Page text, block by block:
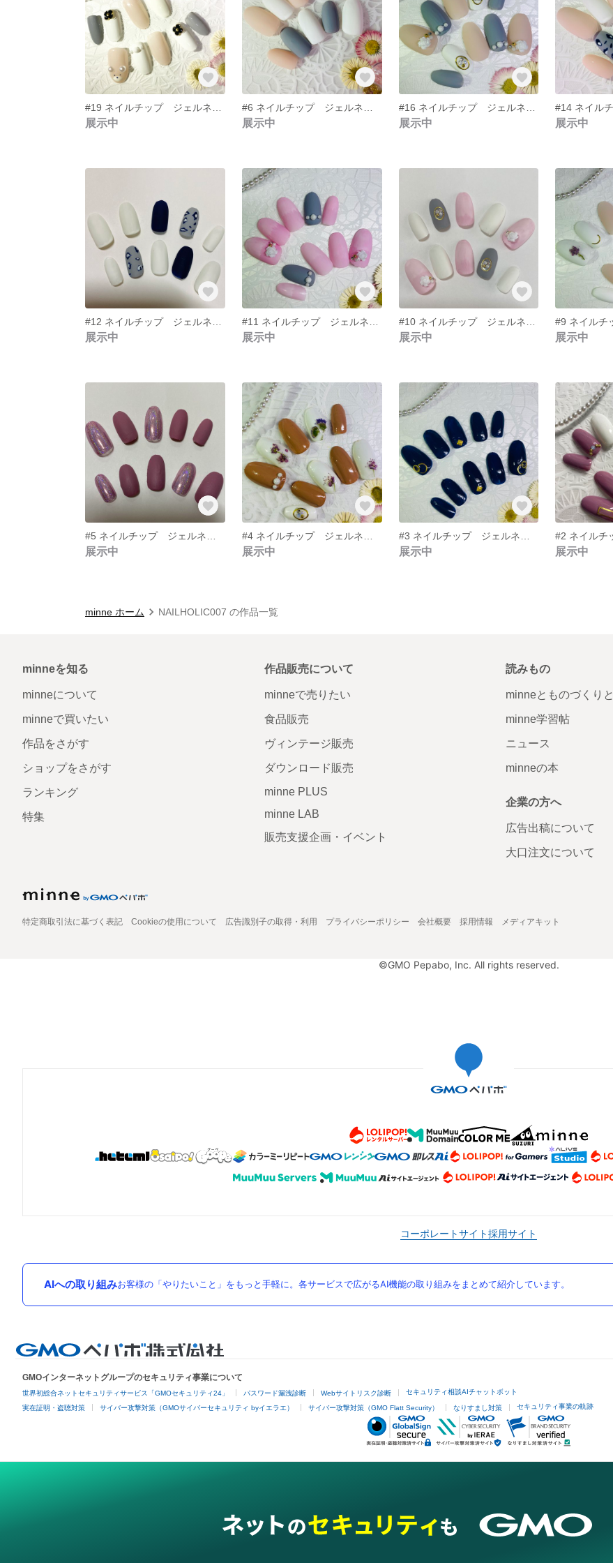
展示中 展示中 展示中 展示中
展示中 展示中 展示中 展示中
展示中 展示中 展示中 展示中
minne ホーム NAILHOLIC007 の作品一覧
minneを知る
minneについて
minneで買いたい
作品をさがす
ショップをさがす
ランキング
特集
作品販売について
minneで売りたい
食品販売
ヴィンテージ販売
ダウンロード販売
minne PLUS
minne LAB
販売支援企画・イベント
読みもの
minneとものづくりと
minne学習帖
ニュース
minneの本
企業の方へ
広告出稿について
大口注文について
特定商取引法に基づく表記 Cookieの使用について 広告識別子の取得・利用 プライバシーポリシー 会社概要 採用情報 メディアキット
©GMO Pepabo, Inc. All rights reserved.
コーポレートサイト採用サイト
AIへの取り組みお客様の「やりたいこと」をもっと手軽に。各サービスで広がるAI機能の取り組みをまとめて紹介しています。
GMOインターネットグループのセキュリティ事業について
世界初総合ネットセキュリティサービス「GMOセキュリティ24」 パスワード漏洩診断 Webサイトリスク診断 セキュリティ相談AIチャットボット
実在証明・盗聴対策 サイバー攻撃対策（GMOサイバーセキュリティ byイエラエ） サイバー攻撃対策（GMO Flatt Security） なりすまし対策 セキュリティ事業の軌跡